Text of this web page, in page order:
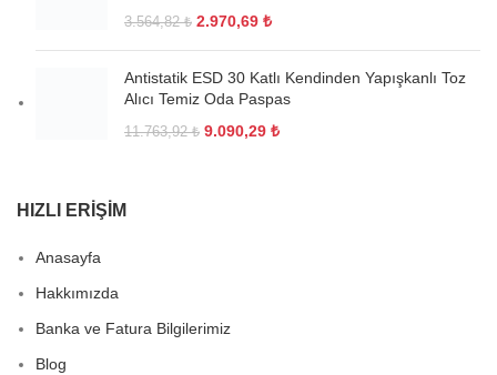
3.564,82₺ 2.970,69 ₺
Antistatik ESD 30 Katlı Kendinden Yapışkanlı Toz
Alıcı Temiz Oda Paspas
11.763,92₺ 9.090,29 ₺
HIZLI ERIŞIM
Anasayfa
Hakkımızda
Banka ve Fatura Bilgilerimiz
Blog